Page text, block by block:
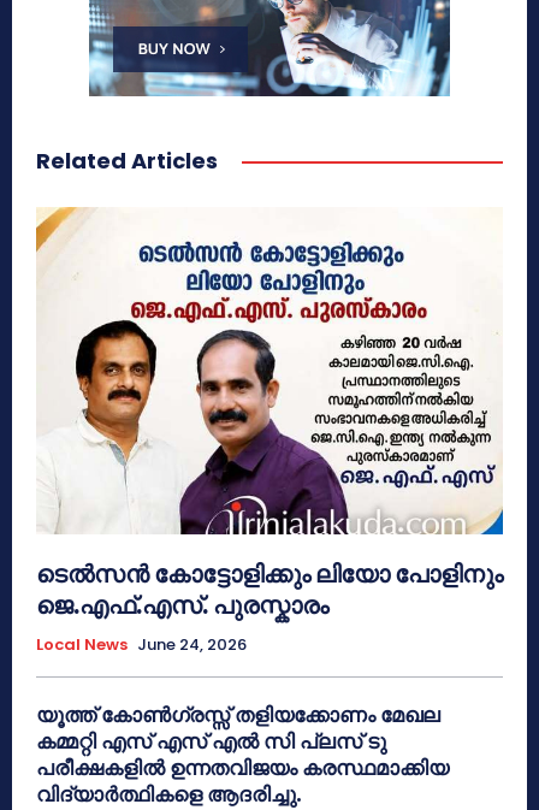
Related Articles
ടെൽസൻ കോട്ടോളിക്കും ലിയോ പോളിനും
ജെ.എഫ്.എസ്. പുരസ്കാരം
Local News June 24, 2026
യൂത്ത് കോൺഗ്രസ്സ് തളിയക്കോണം മേഖല
കമ്മറ്റി എസ് എസ് എൽ സി പ്ലസ് ടു
പരീക്ഷകളിൽ ഉന്നതവിജയം കരസ്ഥമാക്കിയ
വിദ്യാർത്ഥികളെ ആദരിച്ചു.